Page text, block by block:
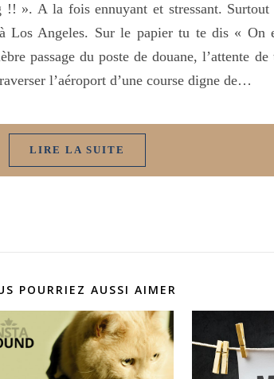
!! ». A la fois ennuyant et stressant. Surtout
Los Angeles. Sur le papier tu te dis « On
passage du poste de douane, l’attente de
l’aéroport d’une course digne de…
LIRE LA SUITE
POURRIEZ AUSSI AIMER